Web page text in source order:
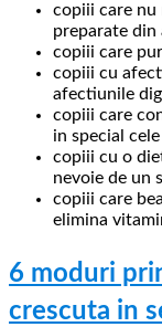
copiii care nu
preparate din
copiii care
copiii cu
afectiunile
copiii care
in special
copiii cu o
nevoie de un
copiii care
elimina
6 moduri
crescuta in